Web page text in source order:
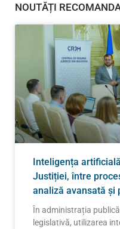
NOUTĂȚI
Inteligența
Justiției, între
analiză avansată și
În administrația
legislativă, utilizarea